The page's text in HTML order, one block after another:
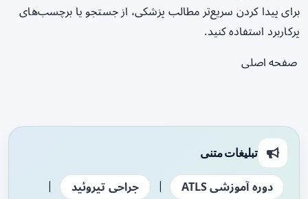
برای پیدا کردن سریع‌تر مطالب پزشکی، از جستجو یا برچسب‌های
پرکاربرد استفاده کنید.
صفحه اصلی
تبلیغات متنی
دوره آموزشی ATLS | جراحی تیروئید |